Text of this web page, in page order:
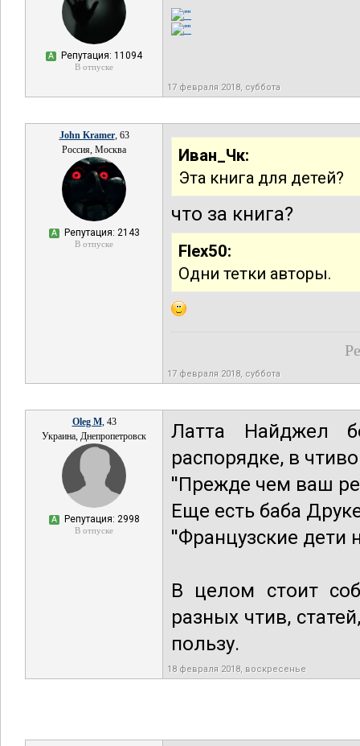
А Репутация: 11094
В отпуске
17 февраля 2018, суббота
John Kramer, 63
Россия, Москва
А Репутация: 2143
В отпуске
Иван_Чк:
Эта книга для детей?
что за книга?
Flex50:
Одни тетки авторы.
17 февраля 2018, суббота
Oleg M, 43
Украина, Днепропетровск
А Репутация: 2998
В отпуске
Латта Найджел
распорядке, в чтиво
''Прежде чем ваш
Еще есть баба
''Французские дети
В целом стоит
разных чтив,
пользу.
18 февраля 2018, воскресенье